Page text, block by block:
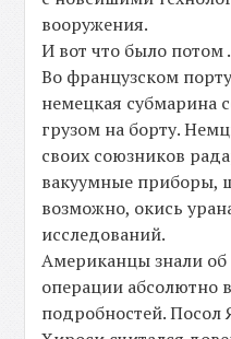
вооружения.
И вот что было потом
Во французском
немецкая субмарина
грузом на борту.
своих союзников
вакуумные приборы,
возможно, окись
исследований.
Американцы знали об
операции абсолютно
подробностей.